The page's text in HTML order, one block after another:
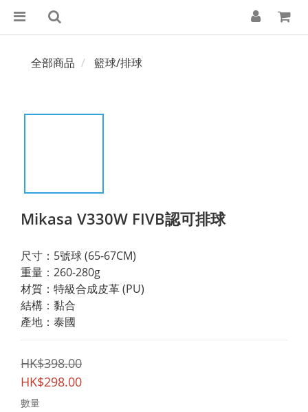
全部商品 籃球/排球
Mikasa V330W FIVB認可排球
尺寸：5號球 (65-67CM)
重量：260-280g
材質：特級合成皮革 (PU)
結構：黏合
產地：泰國
HK$398.00
HK$298.00
數量